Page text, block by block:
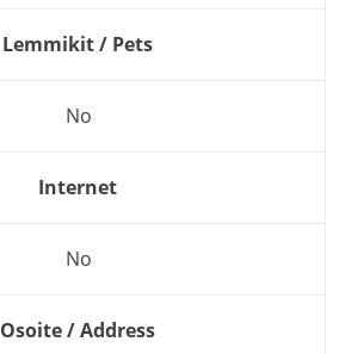
Lemmikit / Pets
No
Internet
No
Osoite / Address